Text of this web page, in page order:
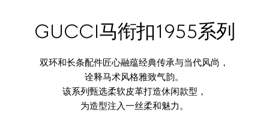
GUCCI马衔扣1955系列
双环和长条配件匠心融蕴经典传承与当代风尚，
诠释马术风格雅致气韵。
该系列甄选柔软皮革打造休闲款型，
为造型注入一丝柔和魅力。